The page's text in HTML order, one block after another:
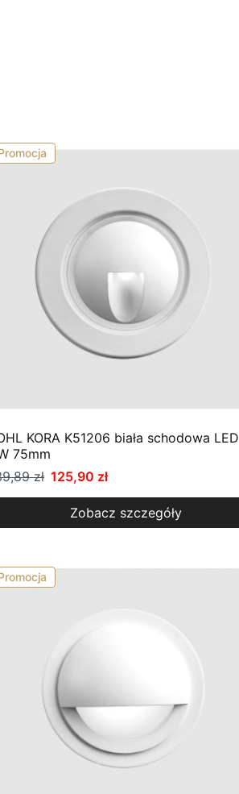
KORA K51206 biała schodowa LED
75mm
zł 125,90 zł
Zobacz szczegóły